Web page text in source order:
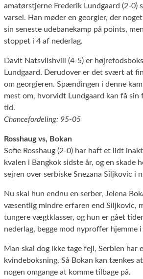
amatørstjerne Frederik Lundgaard (2-0)
varsel. Han møder en georgier, der
sin seneste udebanekamp på points,
stoppet i 4 af nederlag.
Davit Natsvlishvili (4-5) er
Lundgaard. Derudover er det svært at
om georgieren. Spændingen i denne
mest om, hvorvidt Lundgaard kan få
tid.
Chancefordeling: 95-05
Rosshaug vs, Bokan
Sofie Rosshaug (2-0) har haft et lidt
kvalen i Bangkok sidste år, og en skade
sejren over serbiske Snezana Siljkovic i
Nu skal hun endnu en serber, Jelena
væsentlig mindre erfaren end Siljkovic,
tungere vægtklasser, og hun er gået
nederlag, begge mod nyproffer hjemme i
Man skal dog ikke tage fejl, Serbien har
kvindeboksning. Så Bokan kan tænkes
nogen omgange at komme tilbage på.